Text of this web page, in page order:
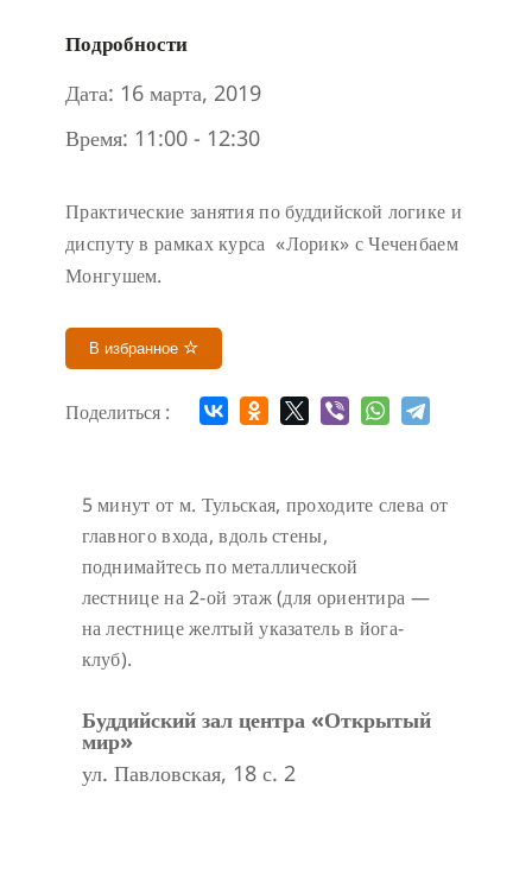
Подробности
Дата: 16 марта, 2019
Время: 11:00 - 12:30
Практические занятия по буддийской логике и
диспуту в рамках курса «Лорик» с Чеченбаем
Монгушем.
В избранное
Поделиться :
5 минут от м. Тульская, проходите слева от
главного входа, вдоль стены,
поднимайтесь по металлической
лестнице на 2-ой этаж (для ориентира —
на лестнице желтый указатель в йога-
клуб).
Буддийский зал центра «Открытый
мир»
ул. Павловская, 18 с. 2